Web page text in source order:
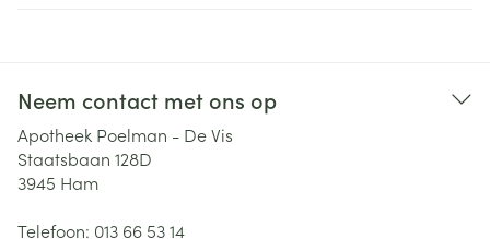
Neem contact met ons op
Apotheek Poelman - De Vis
Staatsbaan 128D
3945 Ham
Telefoon: 013 66 53 14